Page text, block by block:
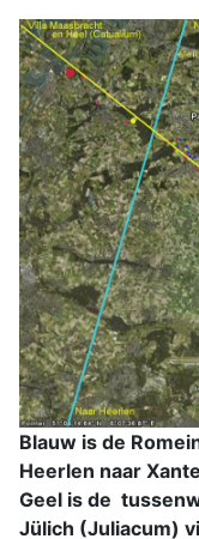
Blauw is de
Heerlen naar
Geel is de
Jülich (Juliacum)